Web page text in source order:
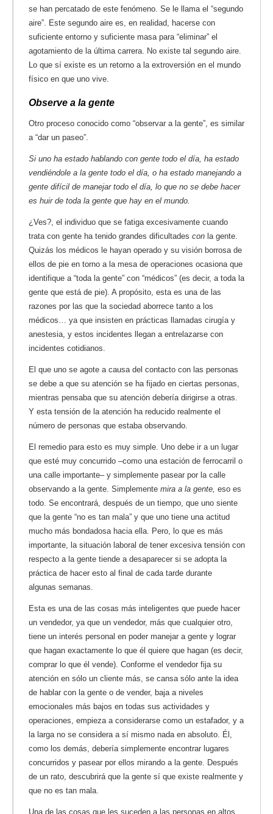
se han percatado de este fenómeno. Se le llama el “segundo
aire”. Este segundo aire es, en realidad, hacerse con
suficiente entorno y suficiente masa para “eliminar” el
agotamiento de la última carrera. No existe tal segundo aire.
Lo que sí existe es un retorno a la extroversión en el mundo
físico en que uno vive.
Observe a la gente
Otro proceso conocido como “observar a la gente”, es similar
a “dar un paseo”.
Si uno ha estado hablando con gente todo el día, ha estado
vendiéndole a la gente todo el día, o ha estado manejando a
gente difícil de manejar todo el día, lo que no se debe hacer
es huir de toda la gente que hay en el mundo.
¿Ves?, el individuo que se fatiga excesivamente cuando
trata con gente ha tenido grandes dificultades con la gente.
Quizás los médicos le hayan operado y su visión borrosa de
ellos de pie en torno a la mesa de operaciones ocasiona que
identifique a “toda la gente” con “médicos” (es decir, a toda la
gente que está de pie). A propósito, esta es una de las
razones por las que la sociedad aborrece tanto a los
médicos… ya que insisten en prácticas llamadas cirugía y
anestesia, y estos incidentes llegan a entrelazarse con
incidentes cotidianos.
El que uno se agote a causa del contacto con las personas
se debe a que su atención se ha fijado en ciertas personas,
mientras pensaba que su atención debería dirigirse a otras.
Y esta tensión de la atención ha reducido realmente el
número de personas que estaba observando.
El remedio para esto es muy simple. Uno debe ir a un lugar
que esté muy concurrido –como una estación de ferrocarril o
una calle importante– y simplemente pasear por la calle
observando a la gente. Simplemente mira a la gente, eso es
todo. Se encontrará, después de un tiempo, que uno siente
que la gente “no es tan mala” y que uno tiene una actitud
mucho más bondadosa hacia ella. Pero, lo que es más
importante, la situación laboral de tener excesiva tensión con
respecto a la gente tiende a desaparecer si se adopta la
práctica de hacer esto al final de cada tarde durante
algunas semanas.
Esta es una de las cosas más inteligentes que puede hacer
un vendedor, ya que un vendedor, más que cualquier otro,
tiene un interés personal en poder manejar a gente y lograr
que hagan exactamente lo que él quiere que hagan (es decir,
comprar lo que él vende). Conforme el vendedor fija su
atención en sólo un cliente más, se cansa sólo ante la idea
de hablar con la gente o de vender, baja a niveles
emocionales más bajos en todas sus actividades y
operaciones, empieza a considerarse como un estafador, y a
la larga no se considera a sí mismo nada en absoluto. Él,
como los demás, debería simplemente encontrar lugares
concurridos y pasear por ellos mirando a la gente. Después
de un rato, descubrirá que la gente sí que existe realmente y
que no es tan mala.
Una de las cosas que les suceden a las personas en altos